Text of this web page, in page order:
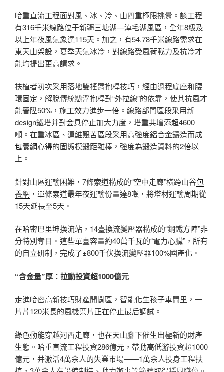
哈重直流工程面對風、冰、冷、山四重極限挑釁。該工程
有316千米線路位于新疆三塘湖—淖毛湖風區，全年8級及
以上年夜風氣象達115天。加之，有54.78千米線路需求在
東天山架設，夏季天氣冰冷，對線路受風荷載力及抗冷才
能均提出更高請求。
扶植者初次采用落地雙搖臂抱桿技巧，經由過程底座和腰
環固定，解脫傳統懸浮抱桿對“外拉線”的依靠，使其抗風才
能晉陞50%，施工效力進步一倍。線路部門區段采用新
design鐵塔并對金具停止加大力度，塔重共增添超4600
噸。在重冰區、運維艱苦區段采用高強度鋁合金鑄造而成
包養網心得的固態模鍛距離棒，強度為鍛造資料的2倍以
上。
針對山區運輸困難，7條索道構成的“空中走廊”橫跨山谷包
養網 ，單條索道最年夜運輸份量達8噸，將塔材運輸周期從
15天延長至5天。
在哈密巴里坤換流站，14臺換流變壓器構成的“鋼鐵方陣”非
分特別奪目。這些單臺容量約40萬千瓦的“電力心臟”，所有
的自立研制，完成了±800千伏換流變壓器100%國產化。
“含金量”厚：拉動投資超1000億元
走進哈密高新技巧財產開闢區，智能化生孩子車間里，一
片片120米長的風機葉片正在停止最后調試。
綠色動能穿越河西走廊，也在天山腳下催生出極新的財產
生態。哈重直流工程投資286億元，帶動高低游投資超1000
億元，并激活4萬余人的失業市場——1萬余人投身工程扶